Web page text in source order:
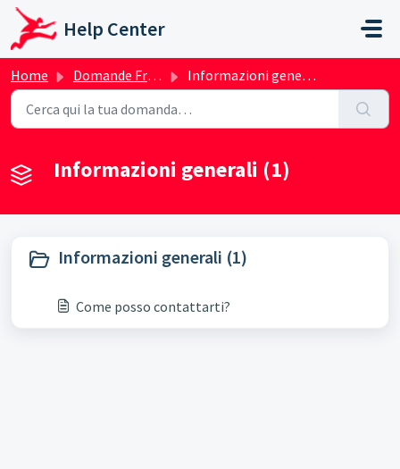
Salta al contenuto principale
Help Center
Home Domande Frequenti (FAQ) Informazioni generali
Informazioni generali (1)
Informazioni generali (1)
Come posso contattarti?